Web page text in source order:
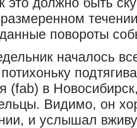
Beatles
Beatles
повороты
началось
(fab) в
Видимо, он
и услышал